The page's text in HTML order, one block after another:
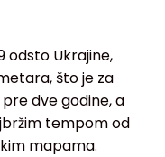
odsto Ukrajine,
što je za
dve godine, a
tempom od
mapama.